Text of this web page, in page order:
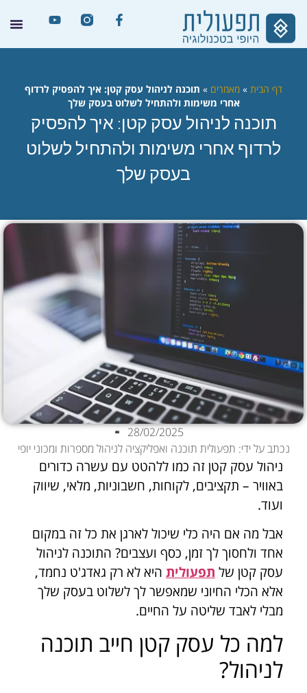
דף הבית » מאמרים » תוכנה לניהול עסק קטן: איך להפסיק לרדוף
אחרי משימות ולהתחיל לשלוט בעסק שלך
תוכנה לניהול עסק קטן: איך להפסיק
לרדוף אחרי משימות ולהתחיל לשלוט
בעסק שלך
28/02/2025
נכתב על ידי: תפעולית תוכנה ואפליקציה לניהול מספרות ומכוני יופי
ניהול עסק קטן זה כמו ללהטט עם עשרה כדורים
באוויר – תקציבים, לקוחות, חשבוניות, מלאי, שיווק
ועוד.
אבל מה אם היה כלי שיכול לארגן את כל זה במקום
אחד ולחסוך לך זמן, כסף ועצבים? התוכנה לניהול
עסק קטן של תפעולית היא לא רק גאדג'ט נחמד,
אלא הכלי החיוני שמאפשר לך לשלוט בעסק שלך
מבלי לאבד שליטה על החיים.
למה כל עסק קטן חייב תוכנה
לניהול?